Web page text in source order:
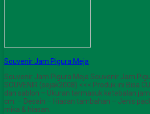
Souvenir Jam Pigura Meja
Souvenir Jam Pigura Meja Souvenir Jam
SOUVENIR (sejak2008) <<< Produk ini Bisa
dan sablon – Ukuran termasuk ketebalan jam
cm. – Desain – Hiasan tambahan – Jenis
mika & hiasan.